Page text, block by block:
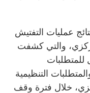
عمليات التفتيش
والتي كشفت
التنظيمية
خلال فترة وقف